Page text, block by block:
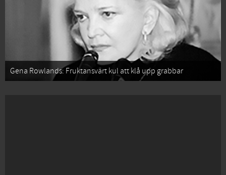
Gena Rowlands: Fruktansvärt kul att klå upp grabbar